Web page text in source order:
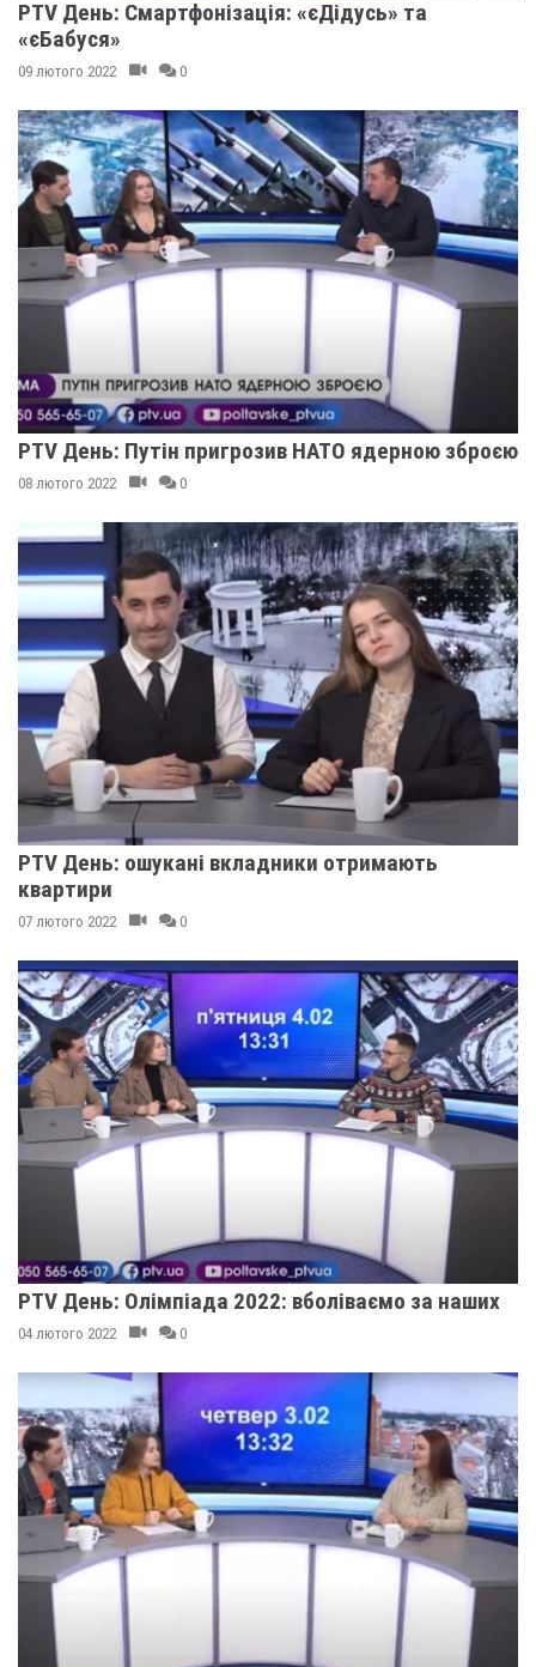
PTV День: Смартфонізація: «єДідусь» та
«єБабуся»
09 лютого 2022 0
PTV День: Путін пригрозив НАТО ядерною зброєю
08 лютого 2022 0
PTV День: ошукані вкладники отримають
квартири
07 лютого 2022 0
PTV День: Олімпіада 2022: вболіваємо за наших
04 лютого 2022 0